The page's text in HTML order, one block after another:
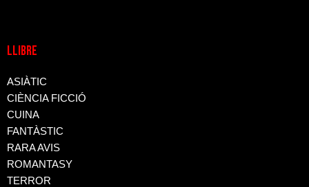
LLIBRE
ASIÀTIC
CIÈNCIA FICCIÓ
CUINA
FANTÀSTIC
RARA AVIS
ROMANTASY
TERROR